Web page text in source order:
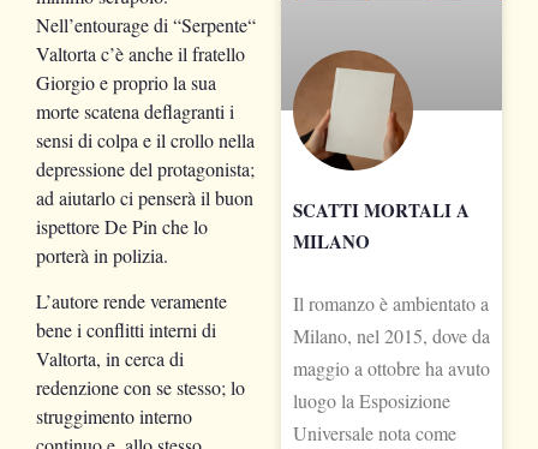
Nell’entourage di “Serpente“
Valtorta c’è anche il fratello
Giorgio e proprio la sua
morte scatena deflagranti i
sensi di colpa e il crollo nella
depressione del protagonista;
ad aiutarlo ci penserà il buon
ispettore De Pin che lo
porterà in polizia.
L’autore rende veramente
bene i conflitti interni di
Valtorta, in cerca di
redenzione con se stesso; lo
struggimento interno
SCATTI MORTALI A
MILANO
Il romanzo è ambientato a
Milano, nel 2015, dove da
maggio a ottobre ha avuto
luogo la Esposizione
Universale nota come